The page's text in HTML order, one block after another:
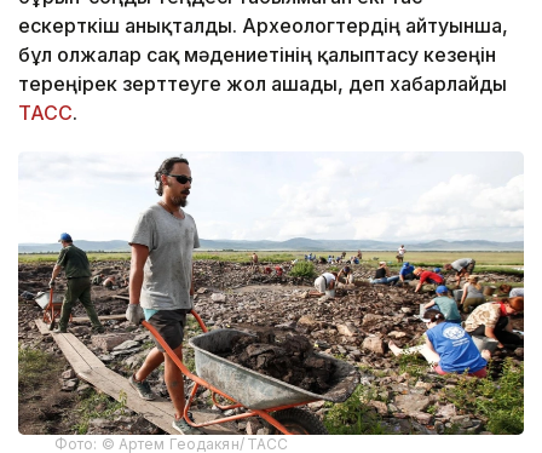
ескерткіш анықталды. Археологтердің айтуынша,
бұл олжалар сақ мәдениетінің қалыптасу кезеңін
тереңірек зерттеуге жол ашады, деп хабарлайды
ТАСС.
Фото: © Артем Геодакян/ ТАСС